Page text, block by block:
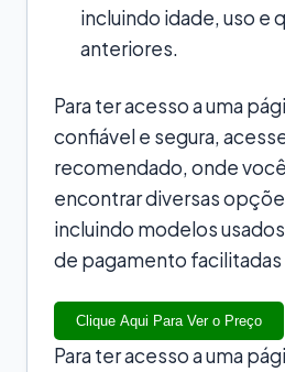
incluindo idade, uso e
anteriores.
Para ter acesso a uma
confiável e segura,
recomendado, onde
encontrar diversas
incluindo modelos
de pagamento facilitadas
Clique Aqui Para Ver o Preço
Para ter acesso a uma